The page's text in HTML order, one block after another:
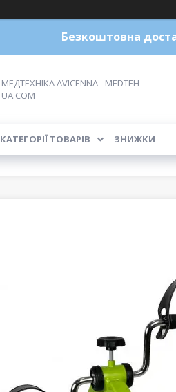
Безкоштовна
МЕДТЕХНІКА AVICENNA - MEDTEH-
UA.COM
КАТЕГОРІЇ ТОВАРІВ ЗНИЖКИ